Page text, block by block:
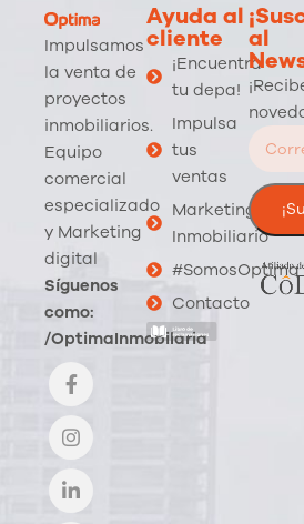
Impulsamos
la venta de
proyectos
inmobiliarios.
Equipo
comercial
especializado
y Marketing
digital
Síguenos
como:
/OptimaInmobilaria
Ayuda al
cliente
¡Encuentra
tu depa!
Impulsa
tus
ventas
Marketing
Inmobiliario
#SomosOptima
Contacto
al